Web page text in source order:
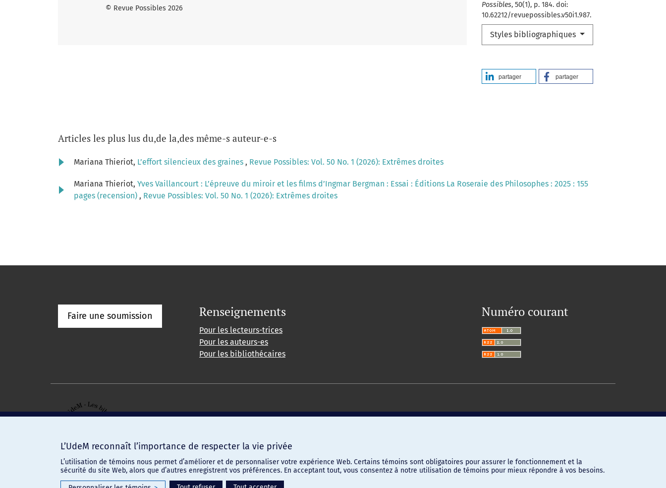
Possibles, 50(1), p. 184. doi:
10.62212/revuepossibles.v50i1.987.
Styles bibliographiques
partager partager
© Revue Possibles 2026
Articles les plus lus du,de la,des même-s auteur-e-s
Mariana Thieriot, L’effort silencieux des graines , Revue Possibles: Vol. 50 No. 1 (2026): Extrêmes droites
Mariana Thieriot, Yves Vaillancourt : L’épreuve du miroir et les films d’Ingmar Bergman : Essai : Éditions La Roseraie des Philosophes : 2025 : 155
pages (recension) , Revue Possibles: Vol. 50 No. 1 (2026): Extrêmes droites
Faire une soumission Renseignements
Pour les lecteurs-trices
Pour les auteurs-es
Pour les bibliothécaires
Numéro courant
Confidentialité -Conditions d'utilisation
Paramètres des témoins
L’UdeM reconnaît l’importance de respecter la vie privée
L’utilisation de témoins nous permet d’améliorer et de personnaliser votre expérience Web. Certains témoins sont obligatoires pour assurer le fonctionnement et la
sécurité du site Web, alors que d’autres enregistrent vos préférences. En acceptant tout, vous consentez à notre utilisation de témoins pour mieux répondre à vos besoins.